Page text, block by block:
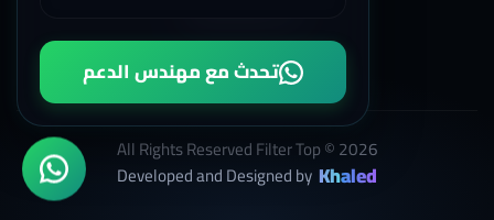
All Rights Reserved Filter Top © 2026
Developed and Designed by Khaled
تحدث مع مهندس الدعم